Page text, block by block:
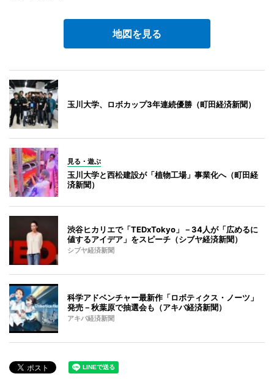
地図を見る
玉川大学、ロボカップ3年連続優勝（町田経済新聞）
見る・遊ぶ
玉川大学と西松建設が「植物工場」事業化へ（町田経
済新聞）
渋谷ヒカリエで「TEDxTokyo」－34人が「広めるに
値するアイデア」をスピーチ（シブヤ経済新聞）
シブヤ経済新聞
科学アドベンチャー最新作「ロボティクス・ノーツ」
発売－秋葉原で抽選会も（アキバ経済新聞）
アキバ経済新聞